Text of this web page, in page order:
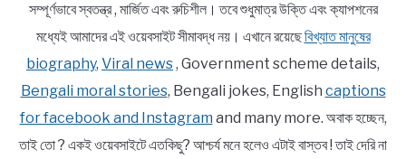
সম্পূর্ণভাবে স্বতন্ত্র , মার্জিত এবং রুচিশীল। তবে শুধুমাত্র উক্তি এবং ক্যাপশনের
মধ্যেই আমাদের এই ওয়েবসাইট সীমাবদ্ধ নয়। এখানে রয়েছেবিখ্যাত মানুষের
biography, Viral news, Government scheme details,
Bengali moral stories, Bengali jokes, English captions
for facebook and Instagram and many more. অবাক হচ্ছেন,
তাই তো ? একই ওয়েবসাইটে এতকিছু? আশ্চর্য মনে হলেও এটাই বাস্তব ! তাই দেরি না